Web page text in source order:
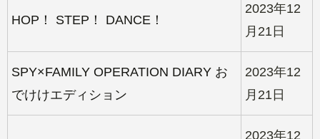
HOP！ STEP！ DANCE！
2023年12
月21日
SPY×FAMILY OPERATION DIARY お
でけけエディション
2023年12
月21日
2023年12